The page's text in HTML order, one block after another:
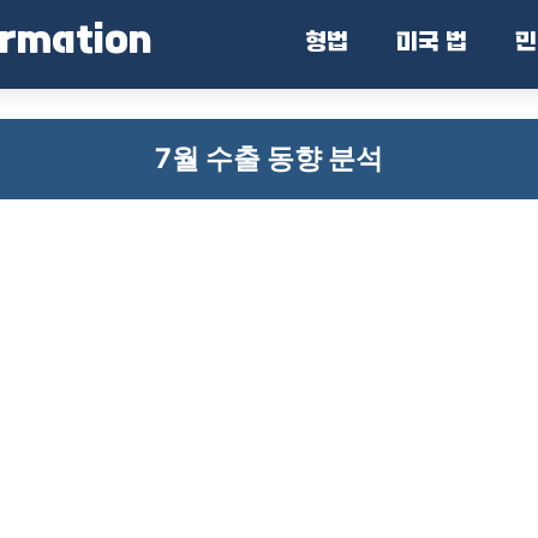
형법 미국 법
7월 수출 동향 분석